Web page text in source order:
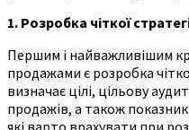
1. Розробка чіткої
Першим і найважливішим
продажами є розробка
визначає цілі, цільову
продажів, а також
які варто врахувати при